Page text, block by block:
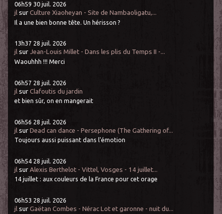
06h59 30 juil. 2026
jl surCulture Xiaoheyan - Site de Nambaoligatu,...
Il a une bien bonne tête. Un hérisson ?
13h37 28 juil. 2026
jl surJean-Louis Millet - Dans les plis du Temps II -...
Waouhhh !!! Merci
06h57 28 juil. 2026
jl surClafoutis du jardin
et bien sûr, on en mangerait
06h56 28 juil. 2026
jl surDead can dance - Persephone (The Gathering of...
Toujours aussi puissant dans l'émotion
06h54 28 juil. 2026
jl surAlexis Berthelot - Vittel, Vosges - 14 juillet...
14 juillet : aux couleurs de la France pour cet orage
06h53 28 juil. 2026
jl surGaëtan Combes - Nérac Lot et garonne - nuit du...